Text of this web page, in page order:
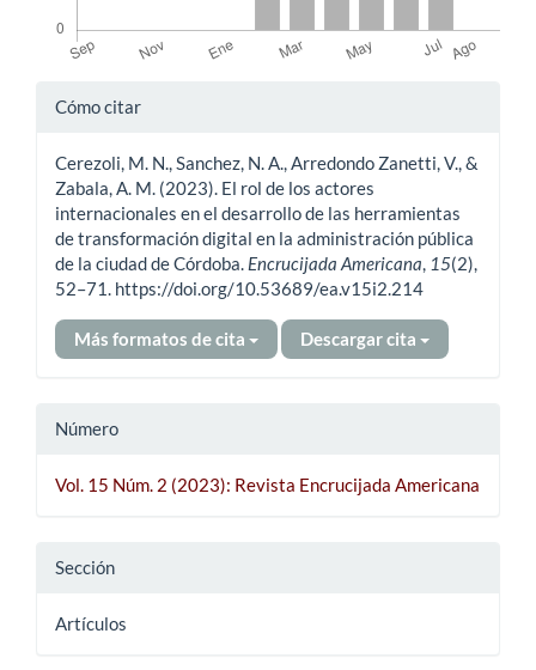
Detalles
artículo
Cómo citar
Cerezoli, M. N., Sanchez, N. A., Arredondo Zanetti, V., &
Zabala, A. M. (2023). El rol de los actores
internacionales en el desarrollo de las herramientas
de transformación digital en la administración pública
de la ciudad de Córdoba. Encrucijada Americana, 15(2),
52–71. https://doi.org/10.53689/ea.v15i2.214
Más formatos de cita Descargar cita
Número
Vol. 15 Núm. 2 (2023): Revista Encrucijada Americana
Sección
Artículos